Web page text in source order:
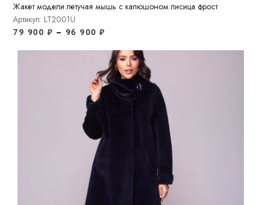
Жакет модели летучая мышь с капюшоном лисица фрост
Артикул: LT2001U
79 900 ₽ – 96 900₽